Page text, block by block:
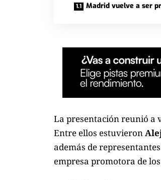
Madrid vuelve a ser
La presentación reunió a
Entre ellos estuvieron
además de
empresa promotora de